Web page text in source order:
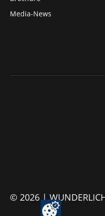
Media-News
© 2026 |